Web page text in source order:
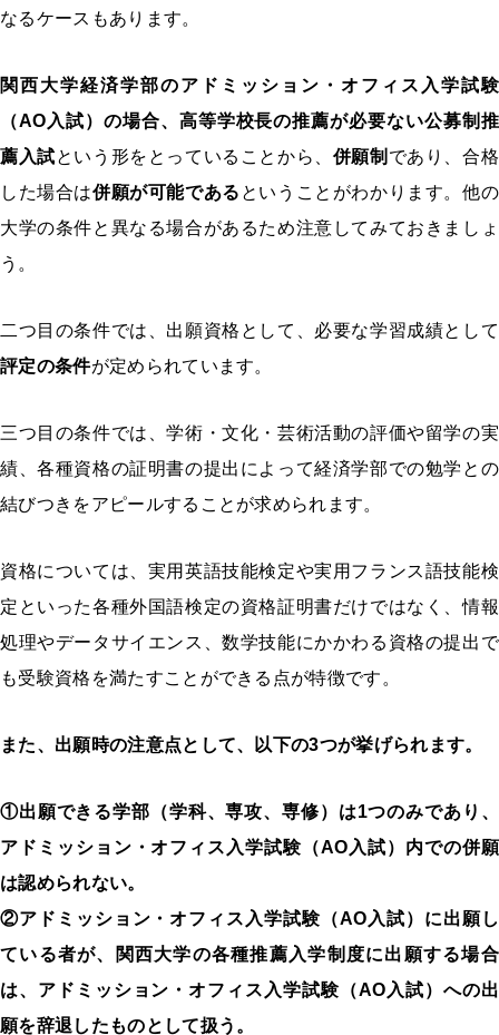
なるケースもあります。
関西大学経済学部のアドミッション・オフィス入学試験
（AO入試）の場合、 高等学校長の推薦が必要ない公募制推
薦入試という形をとっていることから、 併願制 であり、合格
した場合は併願が可能である ということがわかります。他の
大学の条件と異なる場合があるため注意してみておきましょ
う。
二つ目の条件では、出願資格として、必要な学習成績として
評定の条件が定められています。
三つ目の条件では、学術・文化・芸術活動の評価や留学の実
績、各種資格の証明書の提出によって経済学部での勉学との
結びつきをアピールすることが求められます。
資格については、実用英語技能検定や実用フランス語技能検
定といった各種外国語検定の資格証明書だけではなく、情報
処理やデータサイエンス、数学技能にかかわる資格の提出で
も受験資格を満たすことができる点が特徴です。
また、出願時の注意点として、以下の3つが挙げられます。
①出願できる学部（学科、専攻、専修）は1つのみであり、
アドミッション・オフィス入学試験（AO入試）内での併願
は認められない。
②アドミッション・オフィス入学試験（AO入試）に出願し
ている者が、関西大学の各種推薦入学制度に出願する場合
は、アドミッション・オフィス入学試験（AO入試）への出
願を辞退したものとして扱う。